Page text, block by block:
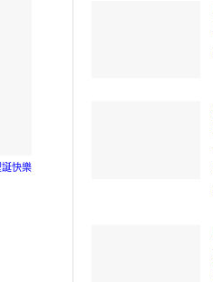
快樂